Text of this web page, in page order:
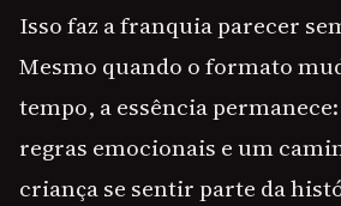
Isso faz a franquia parecer
Mesmo quando o formato
tempo, a essência
regras emocionais e um
criança se sentir parte da